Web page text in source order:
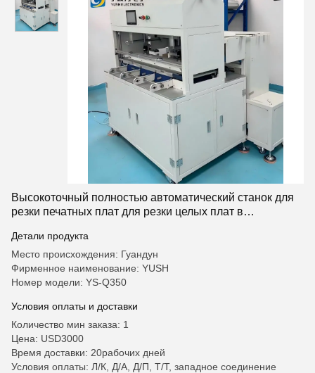
производстве
Высокоточный полностью автоматический станок для
резки печатных плат для резки целых плат в
Детали продукта
Место происхождения: Гуандун
Фирменное наименование: YUSH
Номер модели: YS-Q350
Условия оплаты и доставки
Количество мин заказа: 1
Цена: USD3000
Время доставки: 20рабочих дней
Условия оплаты: Л/К, Д/А, Д/П, Т/Т, западное соединение